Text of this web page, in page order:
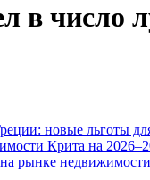
в число
новые льготы
Крита на
рынке